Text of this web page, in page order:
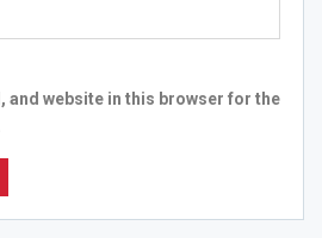
and website in this browser for the